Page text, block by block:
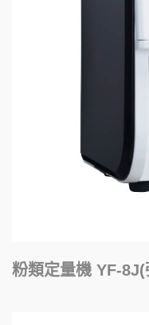
粉類定量機 YF-8J(